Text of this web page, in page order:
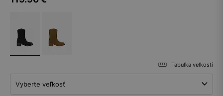
Tabuľka veľkostí
Vyberte veľkosť